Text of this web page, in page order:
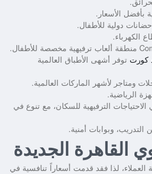
بأفضل الأسعار.
دولية للأطفال.
الكهرباء.
كورت توفر أشهى الأطباق العالمية
ومتاجر لأشهر الماركات العالمية.
الرياضية.
الترفيهية للسكان، مع تنوع في
وبوابات أمنية.
القاهرة الجديدة
لذا فقد قدمت أسعاراً تنافسية في